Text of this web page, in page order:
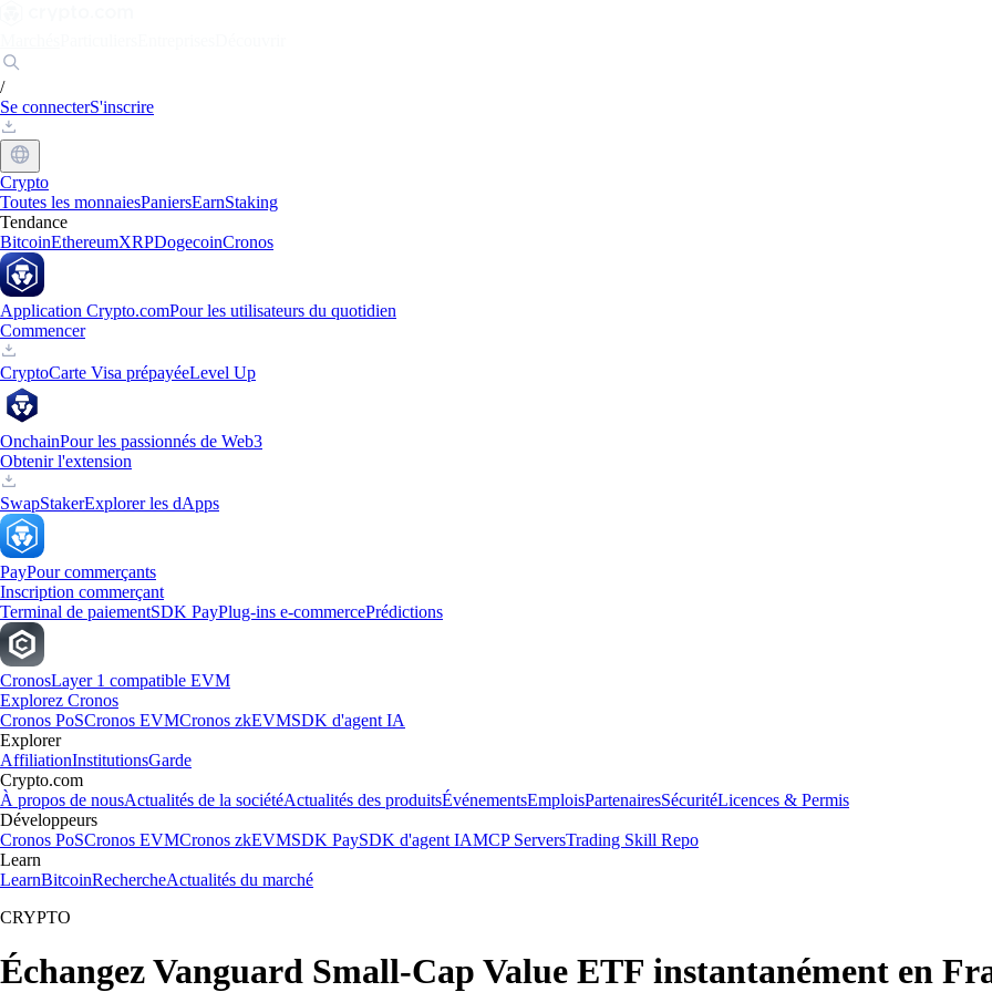
/
Se connecterS'inscrire
Crypto
Toutes les monnaiesPaniersEarnStaking
Tendance
BitcoinEthereumXRPDogecoinCronos
Application Crypto.comPour les utilisateurs du quotidien
Commencer
CryptoCarte Visa prépayéeLevel Up
OnchainPour les passionnés de Web3
Obtenir l'extension
SwapStakerExplorer les dApps
PayPour commerçants
Inscription commerçant
Terminal de paiementSDK PayPlug-ins e-commercePrédictions
CronosLayer 1 compatible EVM
Explorez Cronos
Cronos PoSCronos EVMCronos zkEVMSDK d'agent IA
Explorer
AffiliationInstitutionsGarde
Crypto.com
À propos de nousActualités de la sociétéActualités des produitsÉvénementsEmploisPartenairesSécuritéLicences & Permis
Développeurs
Cronos PoSCronos EVMCronos zkEVMSDK PaySDK d'agent IAMCP ServersTrading Skill Repo
Learn
LearnBitcoinRechercheActualités du marché
CRYPTO
Échangez Vanguard Small-Cap Value ETF instantanément en